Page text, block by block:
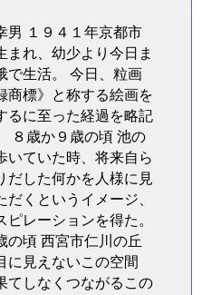
男 １９４１年京都市
まれ、幼少より今日ま
で生活。 今日、粒画
商標》と称する絵画を
るに至った経過を略記
８歳か９歳の頃 池の
いていた時、将来自ら
だした何かを人様に見
だくというイメージ、
ピレーションを得た。
の頃 西宮市仁川の丘
に見えないこの空間
てしなくつながるこの